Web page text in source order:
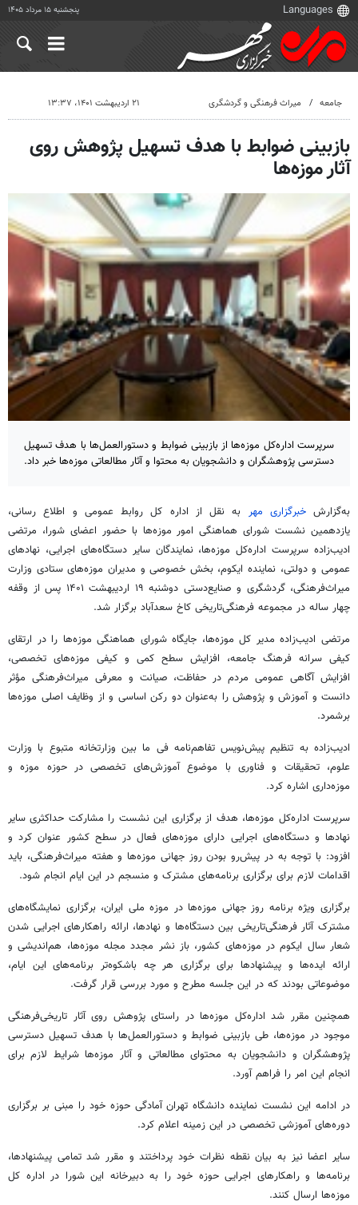
پنجشنبه ۱۵ مرداد ۱۴۰۵
جامعه میراث فرهنگی و گردشگری ۲۱ اردیبهشت ۱۴۰۱، ۱۳:۳۷
بازبینی ضوابط با هدف تسهیل پژوهش روی
آثار موزه‌ها
سرپرست اداره‌کل موزه‌ها از بازبینی ضوابط و دستورالعمل‌ها با هدف تسهیل
دسترسی پژوهشگران و دانشجویان به محتوا و آثار مطالعاتی موزه‌ها خبر داد.
به‌گزارشخبرگزاری مهر به نقل از اداره کل روابط عمومی و اطلاع رسانی،
یازدهمین نشست شورای هماهنگی امور موزه‌ها با حضور اعضای شورا، مرتضی
ادیب‌زاده سرپرست اداره‌کل موزه‌ها، نمایندگان سایر دستگاه‌های اجرایی، نهادهای
عمومی و دولتی، نماینده ایکوم، بخش خصوصی و مدیران موزه‌های ستادی وزارت
میراث‌فرهنگی، گردشگری و صنایع‌دستی دوشنبه ۱۹ اردیبهشت ۱۴۰۱ پس از وقفه
چهار ساله در مجموعه فرهنگی‌تاریخی کاخ سعدآباد برگزار شد.
مرتضی ادیب‌زاده مدیر کل موزه‌ها، جایگاه شورای هماهنگی موزه‌ها را در ارتقای
کیفی سرانه فرهنگ جامعه، افزایش سطح کمی و کیفی موزه‌های تخصصی،
افزایش آگاهی عمومی مردم در حفاظت، صیانت و معرفی میراث‌فرهنگی مؤثر
دانست و آموزش و پژوهش را به‌عنوان دو رکن اساسی و از وظایف اصلی موزه‌ها
برشمرد.
ادیب‌زاده به تنظیم پیش‌نویس تفاهم‌نامه فی ما بین وزارتخانه متبوع با وزارت
علوم، تحقیقات و فناوری با موضوع آموزش‌های تخصصی در حوزه موزه و
موزه‌داری اشاره کرد.
سرپرست اداره‌کل موزه‌ها، هدف از برگزاری این نشست را مشارکت حداکثری سایر
نهادها و دستگاه‌های اجرایی دارای موزه‌های فعال در سطح کشور عنوان کرد و
افزود: با توجه به در پیش‌رو بودن روز جهانی موزه‌ها و هفته میراث‌فرهنگی، باید
اقدامات لازم برای برگزاری برنامه‌های مشترک و منسجم در این ایام انجام شود.
برگزاری ویژه برنامه روز جهانی موزه‌ها در موزه ملی ایران، برگزاری نمایشگاه‌های
مشترک آثار فرهنگی‌تاریخی بین دستگاه‌ها و نهادها، ارائه راهکارهای اجرایی شدن
شعار سال ایکوم در موزه‌های کشور، باز نشر مجدد مجله موزه‌ها، هم‌اندیشی و
ارائه ایده‌ها و پیشنهادها برای برگزاری هر چه باشکوه‌تر برنامه‌های این ایام،
موضوعاتی بودند که در این جلسه مطرح و مورد بررسی قرار گرفت.
همچنین مقرر شد اداره‌کل موزه‌ها در راستای پژوهش روی آثار تاریخی‌فرهنگی
موجود در موزه‌ها، طی بازبینی ضوابط و دستورالعمل‌ها با هدف تسهیل دسترسی
پژوهشگران و دانشجویان به محتوای مطالعاتی و آثار موزه‌ها شرایط لازم برای
انجام این امر را فراهم آورد.
در ادامه این نشست نماینده دانشگاه تهران آمادگی حوزه خود را مبنی بر برگزاری
دوره‌های آموزشی تخصصی در این زمینه اعلام کرد.
سایر اعضا نیز به بیان نقطه نظرات خود پرداختند و مقرر شد تمامی پیشنهادها،
برنامه‌ها و راهکارهای اجرایی حوزه خود را به دبیرخانه این شورا در اداره کل
موزه‌ها ارسال کنند.